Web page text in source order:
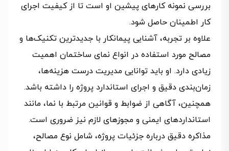
بررسی نمونه کارهای پیشین او است تا از کیفیت اجرای
کار اطمینان حاصل شود.
علاوه بر تجربه، آشنایی پیمانکار با جدیدترین تکنیک‌ها و
مصالح مورد استفاده در انواع نمای ساختمان اهمیت
زیادی دارد. او باید توانایی مدیریت درست هزینه‌ها،
زمان‌بندی دقیق و اجرای استاندارد پروژه را داشته باشد.
همچنین، آگاهی از ضوابط و قوانین مرتبط با نما، مانند
استانداردهای ایمنی و مجوزهای لازم نیز ضروری است.
مذاکره دقیق درباره جزئیات پروژه، شامل نوع مصالح،